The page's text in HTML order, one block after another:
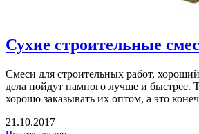
Сухие строительные
Смеси для строительных работ,
дела пойдут намного лучше и быстрее.
хорошо заказывать их оптом, а это
21.10.2017